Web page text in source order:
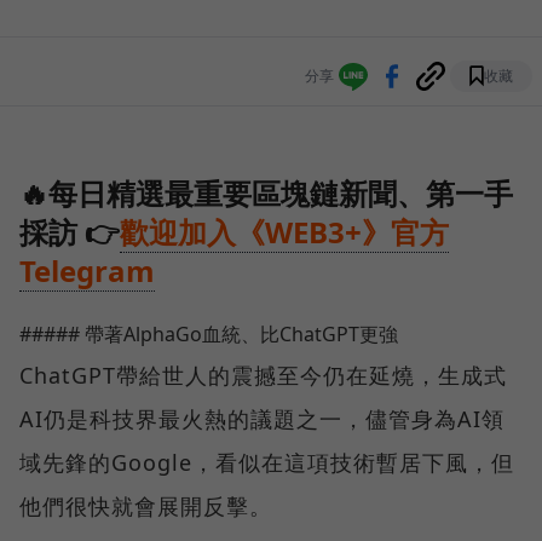
分享 收藏
🔥每日精選最重要區塊鏈新聞、第一手
採訪 👉歡迎加入《WEB3+》官方
Telegram
##### 帶著AlphaGo血統、比ChatGPT更強
ChatGPT帶給世人的震撼至今仍在延燒，生成式
AI仍是科技界最火熱的議題之一，儘管身為AI領
域先鋒的Google，看似在這項技術暫居下風，但
他們很快就會展開反擊。